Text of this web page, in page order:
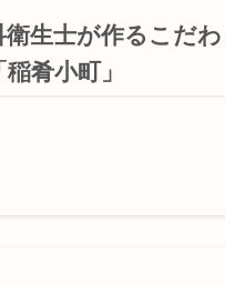
衛生士が作るこだ
肴小町」